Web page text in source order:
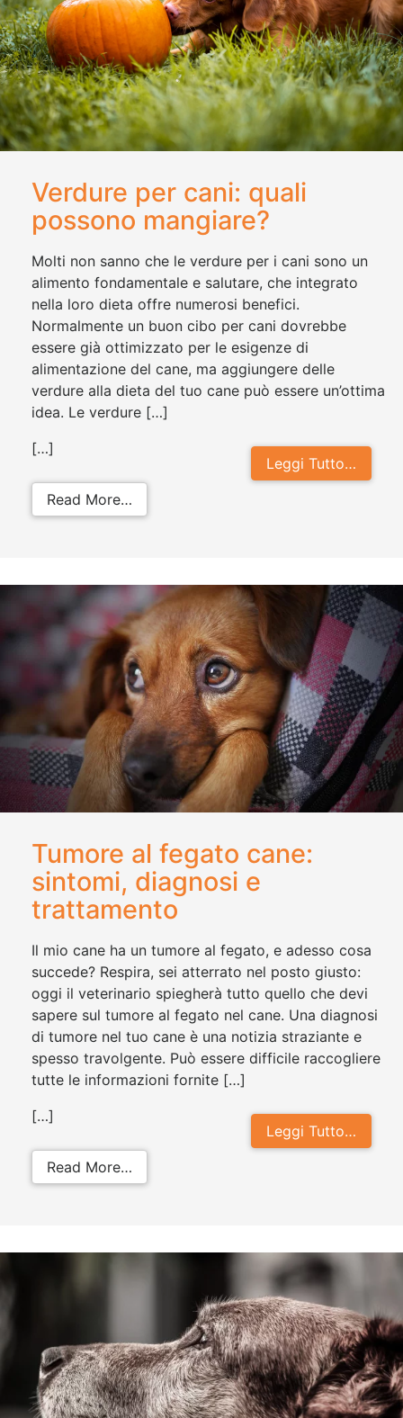
Verdure per cani: quali
possono mangiare?
Molti non sanno che le verdure per i cani sono un
alimento fondamentale e salutare, che integrato
nella loro dieta offre numerosi benefici.
Normalmente un buon cibo per cani dovrebbe
essere già ottimizzato per le esigenze di
alimentazione del cane, ma aggiungere delle
verdure alla dieta del tuo cane può essere un’ottima
idea. Le verdure […]
Leggi Tutto…
[…]
Read More…
Tumore al fegato cane:
sintomi, diagnosi e
trattamento
Il mio cane ha un tumore al fegato, e adesso cosa
succede? Respira, sei atterrato nel posto giusto:
oggi il veterinario spiegherà tutto quello che devi
sapere sul tumore al fegato nel cane. Una diagnosi
di tumore nel tuo cane è una notizia straziante e
spesso travolgente. Può essere difficile raccogliere
tutte le informazioni fornite […]
Leggi Tutto…
[…]
Read More…